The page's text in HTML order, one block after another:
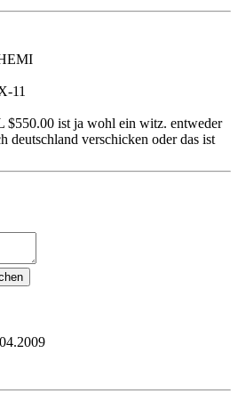
11
ist ja wohl ein witz. entweder
deutschland verschicken oder das ist